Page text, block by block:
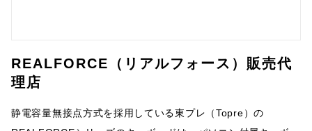
REALFORCE（リアルフォース）販売代
理店
静電容量無接点方式を採用している東プレ（Topre）の